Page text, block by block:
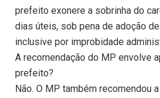
prefeito exonere a sobrinha do
dias úteis, sob pena de adoção
inclusive por improbidade
A recomendação do MP envolve
prefeito?
Não. O MP também recomendou